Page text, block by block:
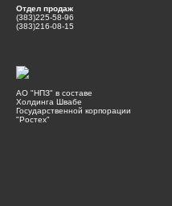
Отдел продаж
(383)225-58-96
(383)216-08-15
АО "НПЗ" в составе
Холдинга Швабе
Государственной корпорации
"Ростех"